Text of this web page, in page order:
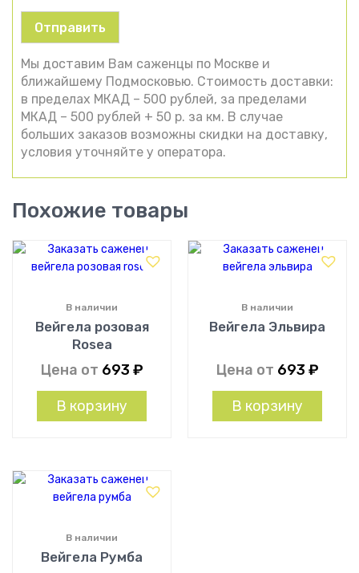
Мы доставим Вам саженцы по Москве и
ближайшему Подмосковью. Стоимость доставки:
в пределах МКАД – 500 рублей, за пределами
МКАД – 500 рублей + 50 р. за км. В случае
больших заказов возможны скидки на доставку,
условия уточняйте у оператора.
Похожие товары
Вейгела розовая
Rosea
В наличии
Цена от 693 ₽
В корзину
Вейгела Эльвира
В наличии
Цена от 693 ₽
В корзину
Вейгела Румба
В наличии